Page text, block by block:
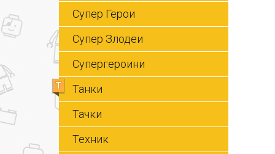
Супер Герои
Супер Злодеи
Супергероини
Т
Танки
Тачки
Техник